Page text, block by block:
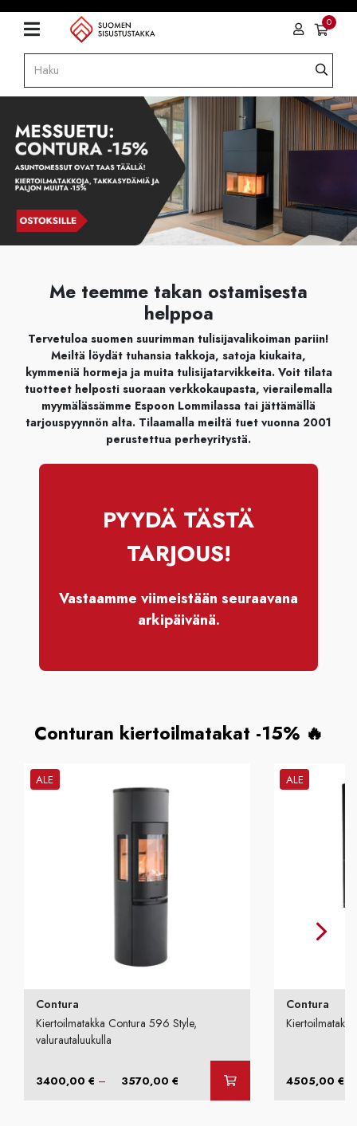
0
Me teemme takan ostamisesta
helppoa
Tervetuloa suomen suurimman tulisijavalikoiman pariin!
Meiltä löydät tuhansia takkoja, satoja kiukaita,
kymmeniä hormeja ja muita tulisijatarvikkeita. Voit tilata
tuotteet helposti suoraan verkkokaupasta, vierailemalla
myymälässämme Espoon Lommilassa tai jättämällä
tarjouspyynnön alta. Tilaamalla meiltä tuet vuonna 2001
perustettua perheyritystä.
PYYDÄ TÄSTÄ
TARJOUS!
Vastaamme viimeistään seuraavana
arkipäivänä.
Conturan kiertoilmatakat -15% 🔥
ALE
Contura
Kiertoilmatakka Contura 596 Style,
valurautaluukulla
3400,00€ – 3570,00€ Hintaluokka:
ALE
Contura
4505,00 €